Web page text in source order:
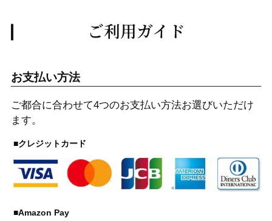
ご利用ガイド
お支払い方法
ご都合に合わせて4つのお支払い方法お選びいただけ
ます。
■クレジットカード
■Amazon Pay